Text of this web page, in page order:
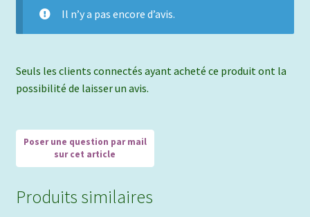
Il n’y a pas encore d’avis.
Seuls les clients connectés ayant acheté ce produit ont la
possibilité de laisser un avis.
Produits similaires